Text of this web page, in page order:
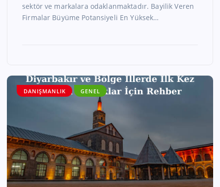
sektör ve markalara odaklanmaktadır. Bayilik Veren
Firmalar Büyüme Potansiyeli En Yüksek…
DANIŞMANLIK GENEL